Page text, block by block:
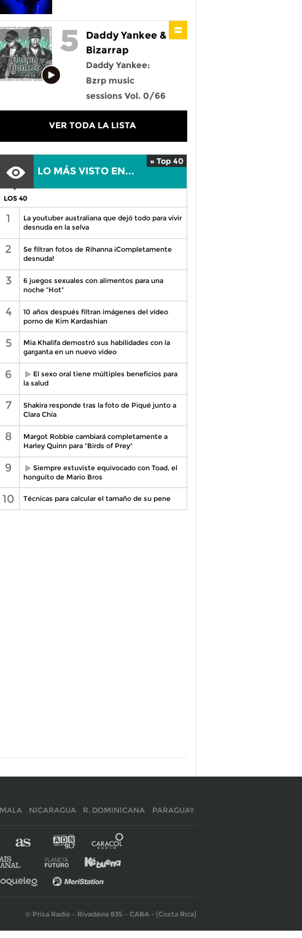
Daddy Yankee &
Bizarrap
Daddy Yankee:
Bzrp music
sessions Vol. 0/66
VER TODA LA LISTA
LO MÁS VISTO EN...
» Top 40
LOS 40
1
La youtuber australiana que dejó todo para vivir
desnuda en la selva
2
Se filtran fotos de Rihanna ¡Completamente
desnuda!
3
6 juegos sexuales con alimentos para una
noche “Hot”
4
10 años después filtran imágenes del vídeo
porno de Kim Kardashian
5
Mia Khalifa demostró sus habilidades con la
garganta en un nuevo video
6
El sexo oral tiene múltiples beneficios para
la salud
7
Shakira responde tras la foto de Piqué junto a
Clara Chía
8
Margot Robbie cambiará completamente a
Harley Quinn para "Birds of Prey"
9
Siempre estuviste equivocado con Toad, el
honguito de Mario Bros
10 Técnicas para calcular el tamaño de su pene
NICARAGUA R. DOMINICANA PARAGUAY
© Prisa Radio – Rivadavia 835 – CABA - [Costa Rica]